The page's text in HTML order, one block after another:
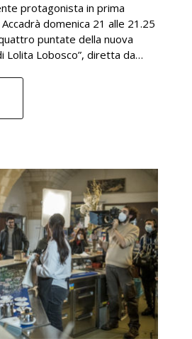
protagonista in prima
domenica 21 alle 21.25
puntate della nuova
Lolita Lobosco”, diretta da…